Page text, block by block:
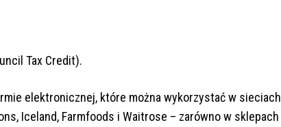
Tax Credit).
elektronicznej, które można wykorzystać w sieciach
Iceland, Farmfoods i Waitrose – zarówno w sklepach